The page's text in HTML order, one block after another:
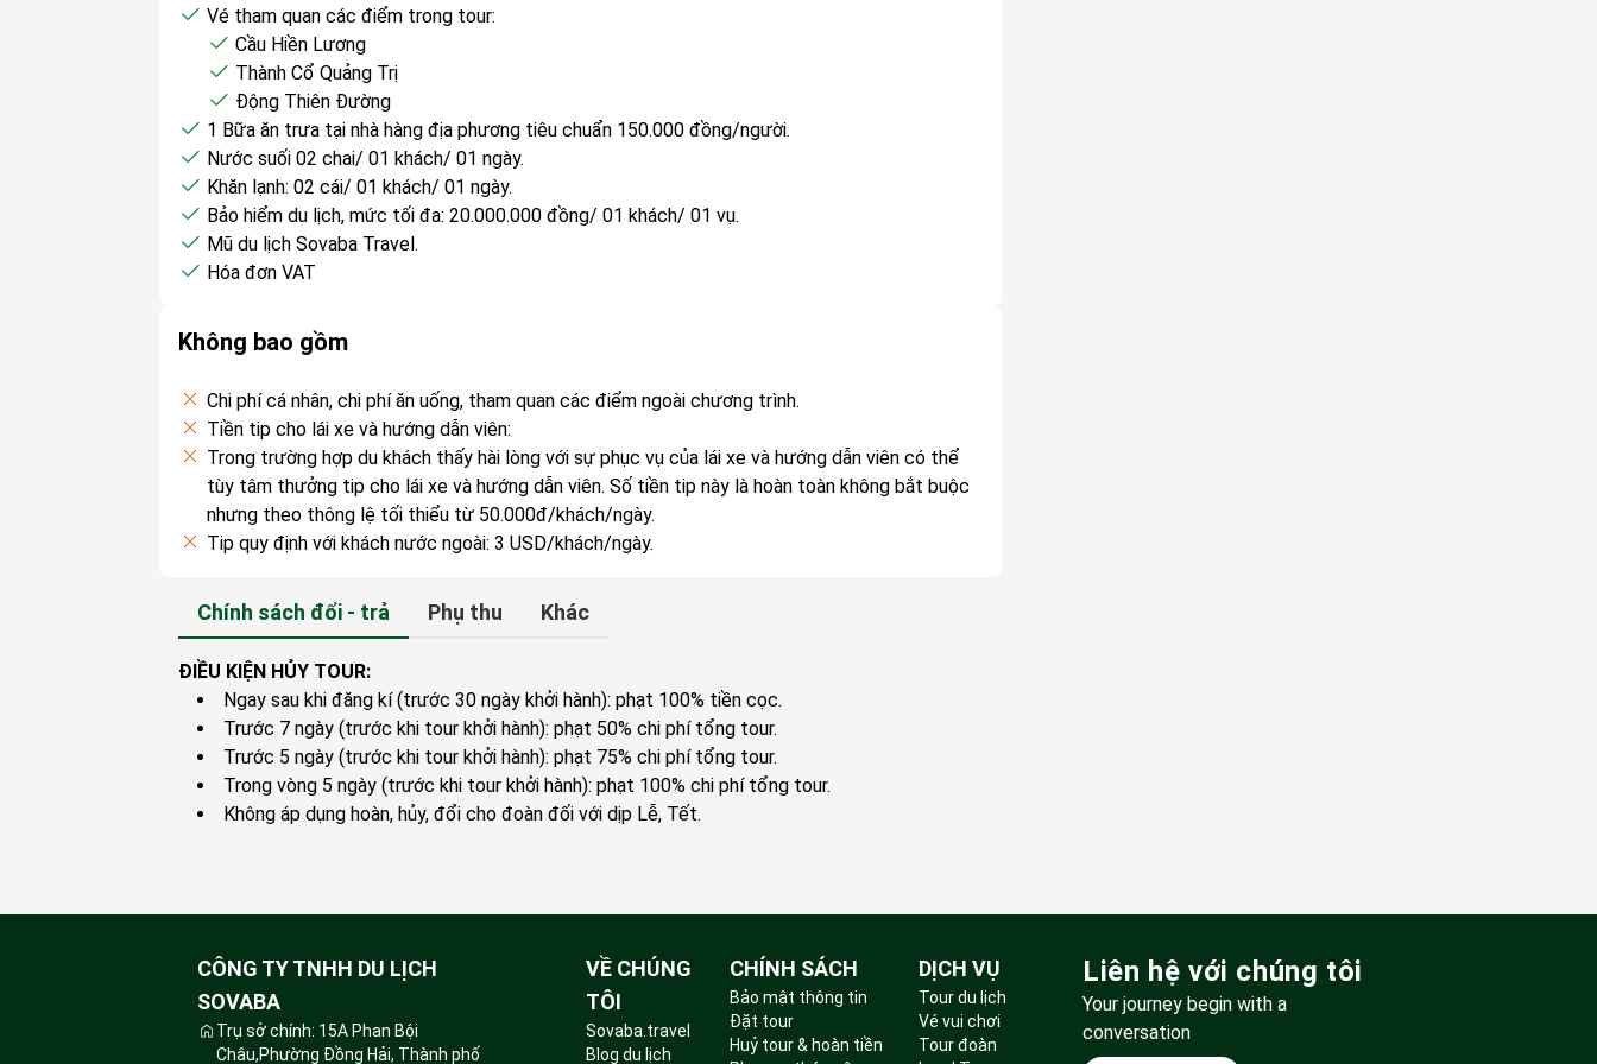
Vé tham quan các điểm trong tour:
Cầu Hiền Lương
Thành Cổ Quảng Trị
Động Thiên Đường
1 Bữa ăn trưa tại nhà hàng địa phương tiêu chuẩn 150.000 đồng/người.
Nước suối 02 chai/ 01 khách/ 01 ngày.
Khăn lạnh: 02 cái/ 01 khách/ 01 ngày.
Bảo hiểm du lịch, mức tối đa: 20.000.000 đồng/ 01 khách/ 01 vụ.
Mũ du lịch Sovaba Travel.
Hóa đơn VAT
Không bao gồm
Chi phí cá nhân, chi phí ăn uống, tham quan các điểm ngoài chương trình.
Tiền tip cho lái xe và hướng dẫn viên:
Trong trường hợp du khách thấy hài lòng với sự phục vụ của lái xe và hướng dẫn viên có thể
tùy tâm thưởng tip cho lái xe và hướng dẫn viên. Số tiền tip này là hoàn toàn không bắt buộc
nhưng theo thông lệ tối thiểu từ 50.000đ/khách/ngày.
Tip quy định với khách nước ngoài: 3 USD/khách/ngày.
Chính sách đổi - trả Phụ thu Khác
ĐIỀU KIỆN HỦY TOUR:
Ngay sau khi đăng kí (trước 30 ngày khởi hành): phạt 100% tiền cọc.
Trước 7 ngày (trước khi tour khởi hành): phạt 50% chi phí tổng tour.
Trước 5 ngày (trước khi tour khởi hành): phạt 75% chi phí tổng tour.
Trong vòng 5 ngày (trước khi tour khởi hành): phạt 100% chi phí tổng tour.
Không áp dụng hoàn, hủy, đổi cho đoàn đối với dịp Lễ, Tết.
CÔNG TY TNHH DU LỊCH
SOVABA
Trụ sở chính: 15A Phan Bội
Châu,Phường Đồng Hải, Thành phố
VỀ CHÚNG
TÔI
Sovaba.travel
Blog du lịch
CHÍNH SÁCH
Bảo mật thông tin
Đặt tour
Huỷ tour & hoàn tiền
DỊCH VỤ
Tour du lịch
Vé vui chơi
Tour đoàn
Liên hệ với chúng tôi
Your journey begin with a
conversation